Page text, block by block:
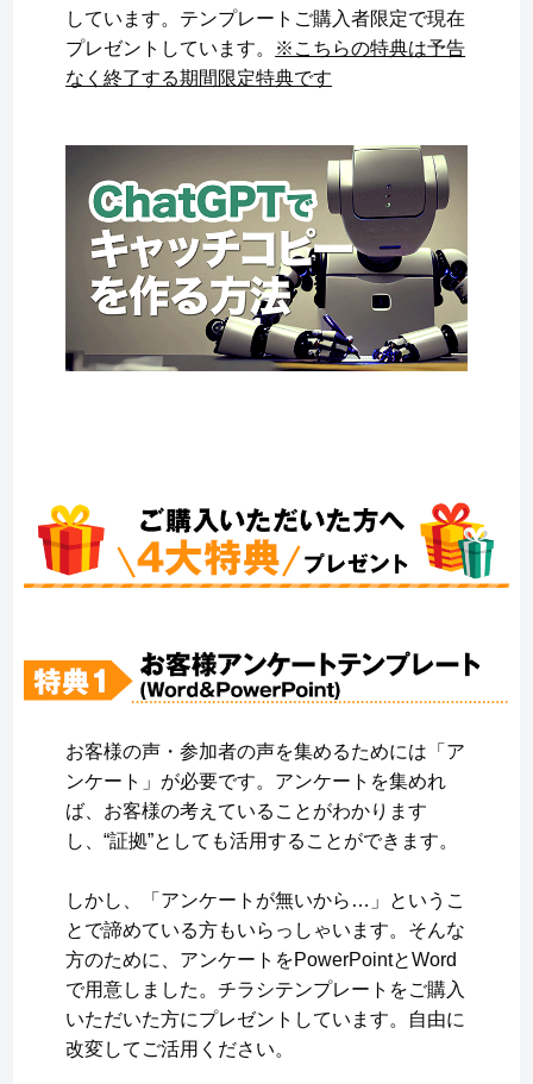
しています。テンプレートご購入者限定で現在
プレゼントしています。
※こちらの特典は予告
なく終了する期間限定特典です
お客様の声・参加者の声を集めるためには「ア
ンケート」が必要です。アンケートを集めれ
ば、お客様の考えていることがわかります
し、“証拠”としても活用することができます。
しかし、「アンケートが無いから…」というこ
とで諦めている方もいらっしゃいます。そんな
方のために、アンケートをPowerPointとWord
で用意しました。チラシテンプレートをご購入
いただいた方にプレゼントしています。自由に
改変してご活用ください。